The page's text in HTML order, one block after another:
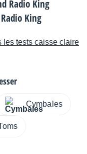
King
les tests caisse claire
Cymbales